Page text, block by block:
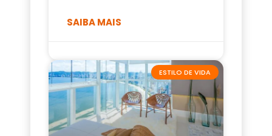
SAIBA MAIS
ESTILO DE VIDA